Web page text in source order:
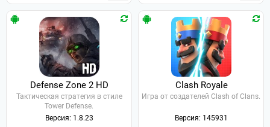
Defense Zone 2 HD
Тактическая стратегия в стиле
Tower Defense.
Версия: 1.8.23
Clash Royale
Игра от создателей Clash of Clans.
Версия: 145931